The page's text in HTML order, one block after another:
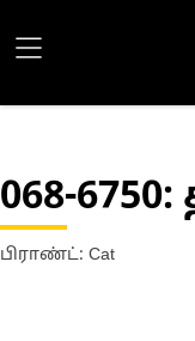
068-6750:
பிராண்ட்: Cat